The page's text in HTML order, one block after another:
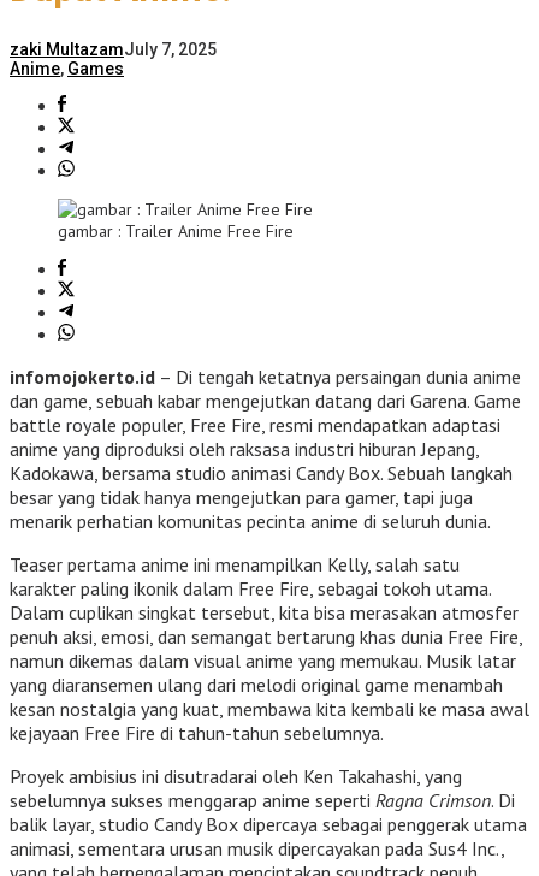
zaki MultazamJuly 7, 2025
Anime, Games
gambar : Trailer Anime Free Fire
infomojokerto.id – Di tengah ketatnya persaingan dunia anime
dan game, sebuah kabar mengejutkan datang dari Garena. Game
battle royale populer, Free Fire, resmi mendapatkan adaptasi
anime yang diproduksi oleh raksasa industri hiburan Jepang,
Kadokawa, bersama studio animasi Candy Box. Sebuah langkah
besar yang tidak hanya mengejutkan para gamer, tapi juga
menarik perhatian komunitas pecinta anime di seluruh dunia.
Teaser pertama anime ini menampilkan Kelly, salah satu
karakter paling ikonik dalam Free Fire, sebagai tokoh utama.
Dalam cuplikan singkat tersebut, kita bisa merasakan atmosfer
penuh aksi, emosi, dan semangat bertarung khas dunia Free Fire,
namun dikemas dalam visual anime yang memukau. Musik latar
yang diaransemen ulang dari melodi original game menambah
kesan nostalgia yang kuat, membawa kita kembali ke masa awal
kejayaan Free Fire di tahun-tahun sebelumnya.
Proyek ambisius ini disutradarai oleh Ken Takahashi, yang
sebelumnya sukses menggarap anime seperti Ragna Crimson. Di
balik layar, studio Candy Box dipercaya sebagai penggerak utama
animasi, sementara urusan musik dipercayakan pada Sus4 Inc.,